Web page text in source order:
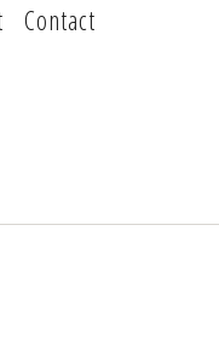
Contact